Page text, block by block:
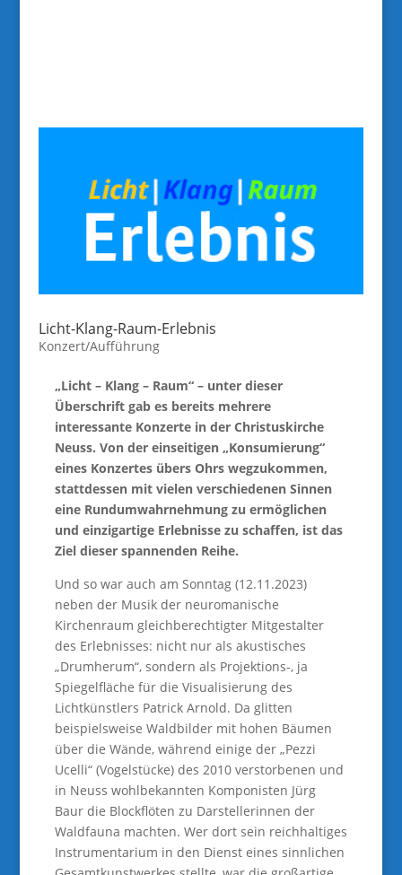
Licht-Klang-Raum-Erlebnis
Konzert/Aufführung
„Licht – Klang – Raum“ – unter dieser
Überschrift gab es bereits mehrere
interessante Konzerte in der Christuskirche
Neuss. Von der einseitigen „Konsumierung“
eines Konzertes übers Ohrs wegzukommen,
stattdessen mit vielen verschiedenen Sinnen
eine Rundumwahrnehmung zu ermöglichen
und einzigartige Erlebnisse zu schaffen, ist das
Ziel dieser spannenden Reihe.
Und so war auch am Sonntag (12.11.2023)
neben der Musik der neuromanische
Kirchenraum gleichberechtigter Mitgestalter
des Erlebnisses: nicht nur als akustisches
„Drumherum“, sondern als Projektions-, ja
Spiegelfläche für die Visualisierung des
Lichtkünstlers Patrick Arnold. Da glitten
beispielsweise Waldbilder mit hohen Bäumen
über die Wände, während einige der „Pezzi
Ucelli“ (Vogelstücke) des 2010 verstorbenen und
in Neuss wohlbekannten Komponisten Jürg
Baur die Blockflöten zu Darstellerinnen der
Waldfauna machten. Wer dort sein reichhaltiges
Instrumentarium in den Dienst eines sinnlichen